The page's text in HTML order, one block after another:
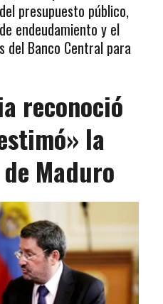
presupuesto público,
endeudamiento y el
del Banco Central para
reconoció
la
Maduro